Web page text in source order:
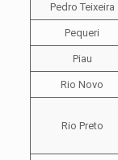
Pedro Teixeira
Pequeri
Piau
Rio Novo
Rio Preto